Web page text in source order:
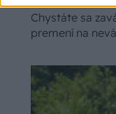
Chystáte sa
premení na